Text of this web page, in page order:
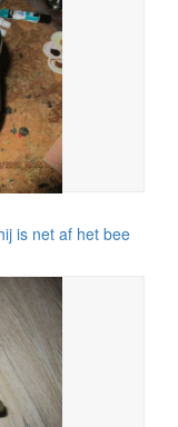
is net af het bee